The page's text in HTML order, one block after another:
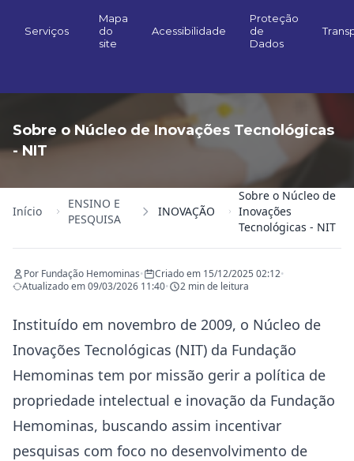
Serviços
Mapa
do
site
Acessibilidade
Proteção
de
Dados
Sobre o Núcleo de Inovações Tecnológicas
- NIT
Início
ENSINO E
PESQUISA
INOVAÇÃO
Sobre o Núcleo de
Inovações
Tecnológicas - NIT
Por Fundação Hemominas• Criado em 15/12/2025 02:12•
Atualizado em 09/03/2026 11:40• 2 min de leitura
Instituído em novembro de 2009, o Núcleo de
Inovações Tecnológicas (NIT) da Fundação
Hemominas tem por missão gerir a política de
propriedade intelectual e inovação da Fundação
Hemominas, buscando assim incentivar
pesquisas com foco no desenvolvimento de